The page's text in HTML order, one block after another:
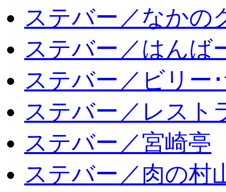
ステバー／なかの
ステバー／はんば
ステバー／ビリー
ステバー／レスト
ステバー／宮崎亭
ステバー／肉の村